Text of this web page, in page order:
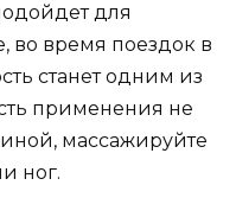
для
во время поездок в
станет одним из
применения не
массажируйте
ног.